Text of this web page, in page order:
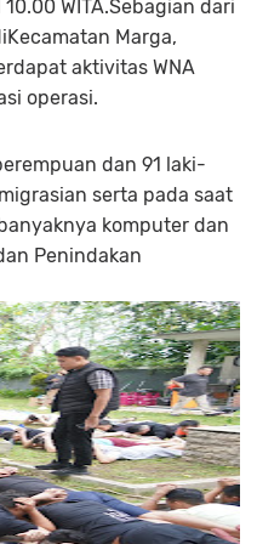
WITA.Sebagian dari
Marga,
aktivitas WNA
operasi.
dan 91 laki-
serta pada saat
komputer dan
Penindakan